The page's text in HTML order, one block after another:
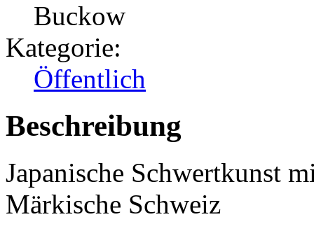
Buckow
Kategorie:
Öffentlich
Beschreibung
Japanische Schwertkunst
Märkische Schweiz